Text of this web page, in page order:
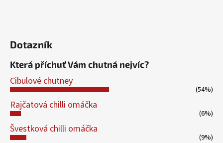
Dotazník
Která příchuť Vám chutná nejvíc?
Cibulové chutney
(54%)
Rajčatová chilli omáčka
(6%)
Švestková chilli omáčka
(9%)